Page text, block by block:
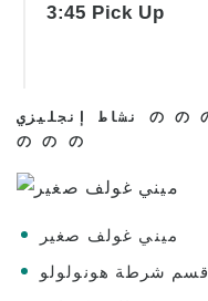
3:45 Pick Up
نشاط إنجليزي の の の の の の の の の の の の の
の の の
ميني غولف صغير
قسم شرطة هونولولو